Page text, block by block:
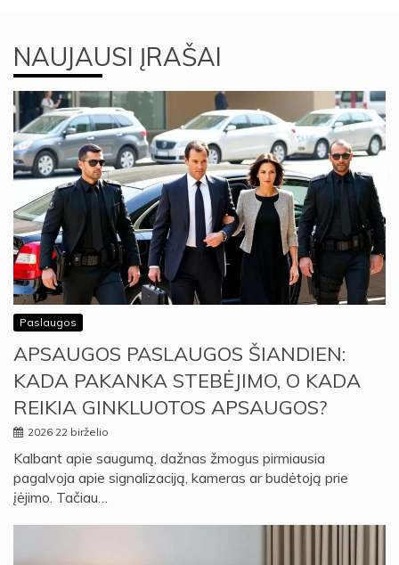
NAUJAUSI ĮRAŠAI
Paslaugos
APSAUGOS PASLAUGOS ŠIANDIEN:
KADA PAKANKA STEBĖJIMO, O KADA
REIKIA GINKLUOTOS APSAUGOS?
2026 22 birželio
Kalbant apie saugumą, dažnas žmogus pirmiausia
pagalvoja apie signalizaciją, kameras ar budėtoją prie
įėjimo. Tačiau…